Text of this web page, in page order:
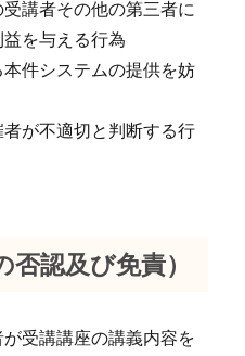
受講者その他の第三者に
を与える行為
本件システムの提供を妨
者が不適切と判断する行
認及び免責）
受講講座の講義内容を